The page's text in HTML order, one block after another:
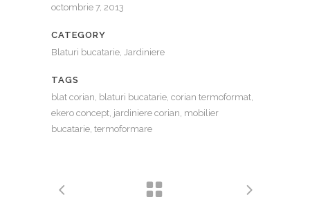
octombrie 7, 2013
CATEGORY
Blaturi bucatarie, Jardiniere
TAGS
blat corian, blaturi bucatarie, corian termoformat,
ekero concept, jardiniere corian, mobilier
bucatarie, termoformare